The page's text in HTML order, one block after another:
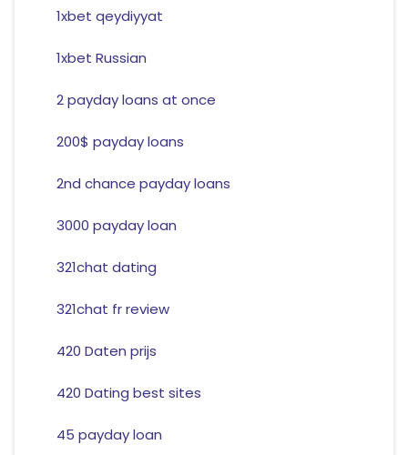
1xbet qeydiyyat
1xbet Russian
2 payday loans at once
200$ payday loans
2nd chance payday loans
3000 payday loan
321chat dating
321chat fr review
420 Daten prijs
420 Dating best sites
45 payday loan